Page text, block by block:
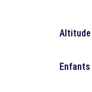
Altitude
Enfants